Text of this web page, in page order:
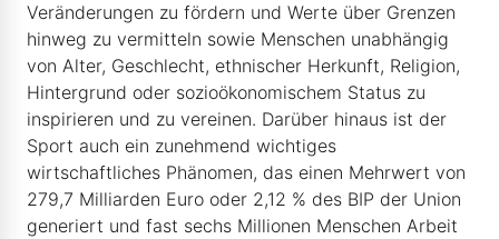
Veränderungen zu fördern und Werte über Grenzen
hinweg zu vermitteln sowie Menschen unabhängig
von Alter, Geschlecht, ethnischer Herkunft, Religion,
Hintergrund oder sozioökonomischem Status zu
inspirieren und zu vereinen. Darüber hinaus ist der
Sport auch ein zunehmend wichtiges
wirtschaftliches Phänomen, das einen Mehrwert von
279,7 Milliarden Euro oder 2,12 % des BIP der Union
generiert und fast sechs Millionen Menschen Arbeit